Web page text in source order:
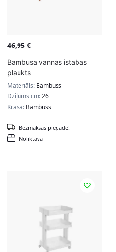
46,95 €
Bambusa vannas istabas
plaukts
Materiāls: Bambuss
Dziļums cm:26
Krāsa: Bambuss
Noliktavā
Bezmaksas piegāde!